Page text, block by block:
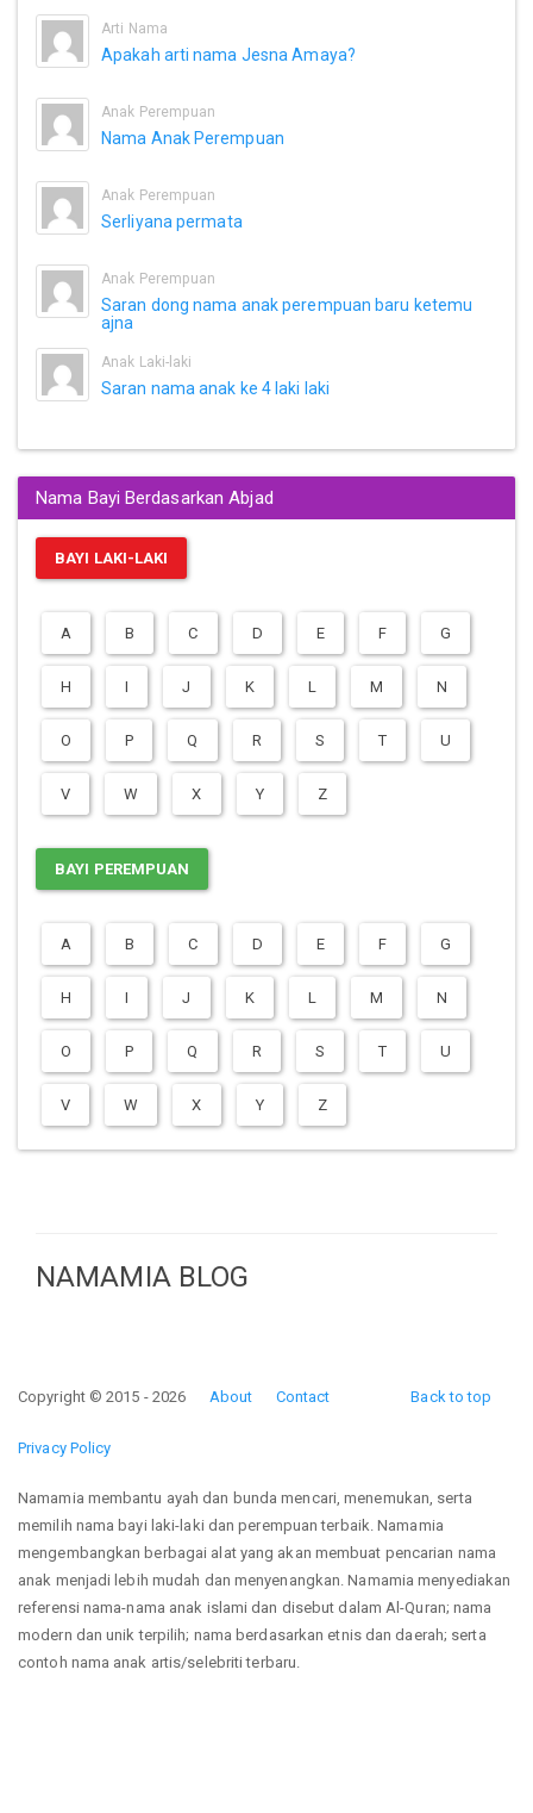
Arti Nama
Apakah arti nama Jesna Amaya?
Anak Perempuan
Nama Anak Perempuan
Anak Perempuan
Serliyana permata
Anak Perempuan
Saran dong nama anak perempuan baru ketemu
ajna
Anak Laki-laki
Saran nama anak ke 4 laki laki
Nama Bayi Berdasarkan Abjad
BAYI LAKI-LAKI
A B C D E F G
H I J K L M N
O P Q R S T U
V W X Y Z
BAYI PEREMPUAN
A B C D E F G
H I J K L M N
O P Q R S T U
V W X Y Z
NAMAMIA BLOG
Back to top
Copyright © 2015 - 2026 About Contact
Privacy Policy
Namamia membantu ayah dan bunda mencari, menemukan, serta
memilih nama bayi laki-laki dan perempuan terbaik. Namamia
mengembangkan berbagai alat yang akan membuat pencarian nama
anak menjadi lebih mudah dan menyenangkan. Namamia menyediakan
referensi nama-nama anak islami dan disebut dalam Al-Quran; nama
modern dan unik terpilih; nama berdasarkan etnis dan daerah; serta
contoh nama anak artis/selebriti terbaru.